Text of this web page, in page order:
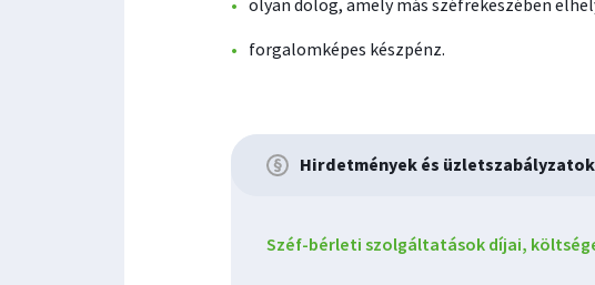
olyan dolog, amely más széfrekeszében
forgalomképes készpénz.
Hirdetmények és üzletszabályzatok
Széf-bérleti szolgáltatások díjai,